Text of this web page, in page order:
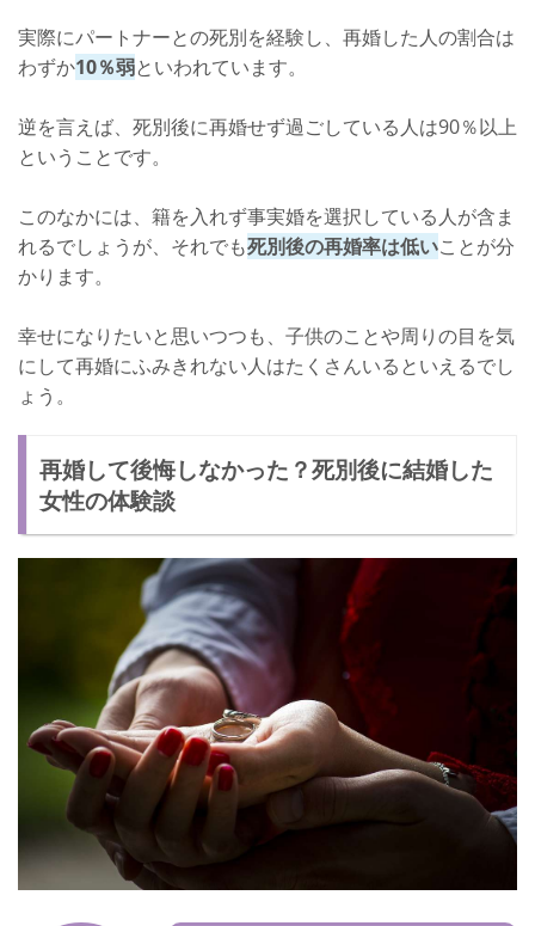
実際にパートナーとの死別を経験し、再婚した人の割合は
わずか10％弱といわれています。
逆を言えば、死別後に再婚せず過ごしている人は90％以上
ということです。
このなかには、籍を入れず事実婚を選択している人が含ま
れるでしょうが、それでも死別後の再婚率は低いことが分
かります。
幸せになりたいと思いつつも、子供のことや周りの目を気
にして再婚にふみきれない人はたくさんいるといえるでし
ょう。
再婚して後悔しなかった？死別後に結婚した
女性の体験談